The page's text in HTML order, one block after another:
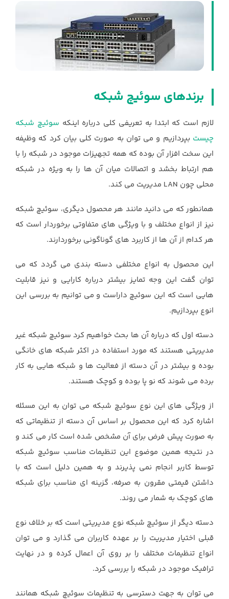
برندهای سوئیچ شبکه
لازم است که ابتدا به تعریفی کلی درباره اینکه سوئیچ شبکه
چیست بپردازیم و می توان به صورت کلی بیان کرد که وظیفه
این سخت افزار آن بوده که همه تجهیزات موجود در شبکه را با
هم ارتباط بخشد و اتصالات میان آن ها را به ویژه در شبکه
محلی چون LAN مدیریت می کند.
همانطور که می دانید مانند هر محصول دیگری، سوئیچ شبکه
نیز از انواع مختلف و با ویژگی های متفاوتی برخوردار است که
هر کدام از آن ها از کاربرد های گوناگونی برخوردارند.
این محصول به انواع مختلفی دسته بندی می گردد که می
توان گفت این وجه تمایز بیشتر درباره کارایی و نیز قابلیت
هایی است که این سوئیچ داراست و می توانیم به بررسی این
انوع بپردازیم.
دسته اول که درباره آن ها بحث خواهیم کرد سوئیچ شبکه غیر
مدیریتی هستند که مورد استفاده در اکثر شبکه های خانگی
بوده و بیشتر در آن دسته از فعالیت ها و شبکه هایی به کار
برده می شوند که نو پا بوده و کوچک هستند.
از ویژگی های این نوع سوئیچ شبکه می توان به این مسئله
اشاره کرد که این محصول بر اساس آن دسته از تنظیماتی که
به صورت پیش فرض برای آن مشخص شده است کار می کند و
در نتیجه همین موضوع این تنظیمات مناسب سوئیچ شبکه
توسط کاربر انجام نمی پذیرند و به همین دلیل است که با
داشتن قیمتی مقرون به صرفه، گزینه ای مناسب برای شبکه
های کوچک به شمار می روند.
دسته دیگر از سوئیچ شبکه نوع مدیریتی است که بر خلاف نوع
قبلی اختیار مدیریت را بر عهده کاربران می گذارد و می توان
انواع تنظیمات مختلف را بر روی آن اعمال کرده و در نهایت
ترافیک موجود در شبکه را بررسی کرد.
می توان به جهت دسترسی به تنظیمات سوئیچ شبکه همانند